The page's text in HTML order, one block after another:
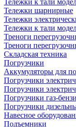
Тележки к тали
Тележки шарнирные
Тележки
Тележки к тали
Треноги
Треноги
Складская техника
Погрузчики
Аккумуляторы для
Погрузчики
Погрузчики
Погрузчики газ-
Погрузчики
Навесное
Подъемники